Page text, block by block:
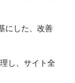
にした、改善
し、サイト全